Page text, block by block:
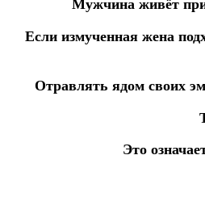
Мужчина живёт
Если измученная жена
Отравлять ядом своих
Это